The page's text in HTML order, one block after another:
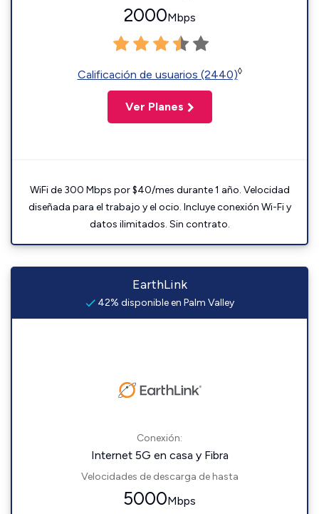
2000Mbps
Calificación de usuarios (2440)◊
Ver Planes
WiFi de 300 Mbps por $40/mes durante 1 año. Velocidad
diseñada para el trabajo y el ocio. Incluye conexión Wi-Fi y
datos ilimitados. Sin contrato.
EarthLink
42% disponible en Palm Valley
Conexión:
Internet 5G en casa y Fibra
Velocidades de descarga de hasta
5000Mbps